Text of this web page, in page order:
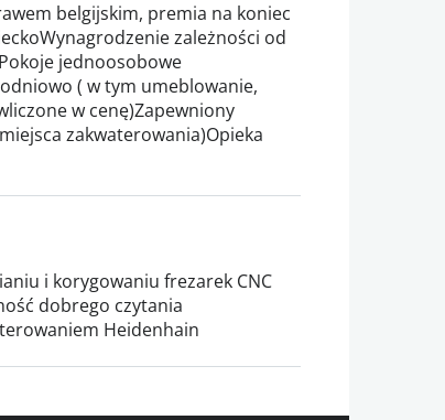
belgijskim, premia na koniec
zależności od
jednoosobowe
( w tym umeblowanie,
w cenę)Zapewniony
zakwaterowania)Opieka
i korygowaniu frezarek CNC
dobrego czytania
Heidenhain